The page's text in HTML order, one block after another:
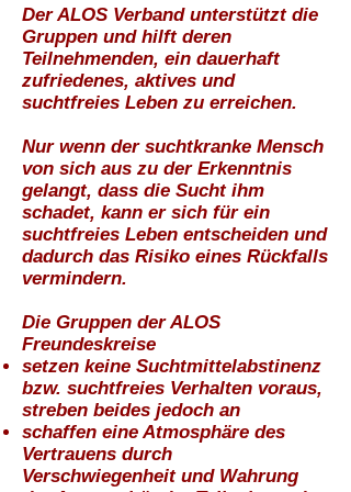
Der ALOS Verband unterstützt die
Gruppen und hilft deren
Teilnehmenden, ein dauerhaft
zufriedenes, aktives und
suchtfreies Leben zu erreichen.
Nur wenn der suchtkranke Mensch
von sich aus zu der Erkenntnis
gelangt, dass die Sucht ihm
schadet, kann er sich für ein
suchtfreies Leben entscheiden und
dadurch das Risiko eines Rückfalls
vermindern.
Die Gruppen der ALOS
Freundeskreise
setzen keine Suchtmittelabstinenz
bzw. suchtfreies Verhalten voraus,
streben beides jedoch an
schaffen eine Atmosphäre des
Vertrauens durch
Verschwiegenheit und Wahrung